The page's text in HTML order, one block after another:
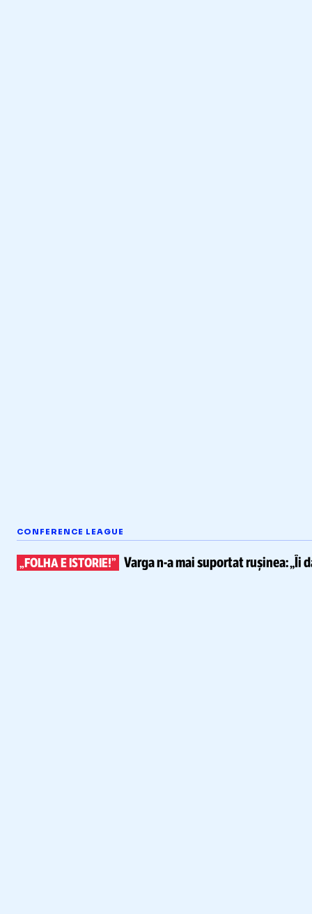
CONFERENCE LEAGUE
„FOLHA E ISTORIE!” Vargan-amai suportat rușinea:„Îi